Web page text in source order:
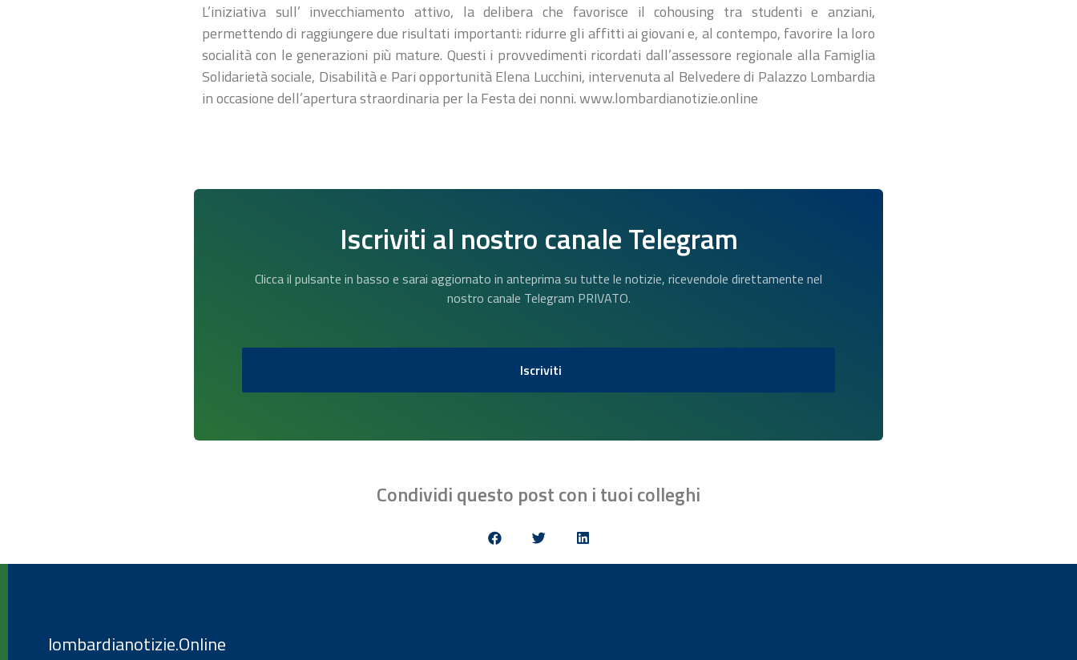
L’iniziativa sull’ invecchiamento attivo, la delibera che favorisce il cohousing tra studenti e anziani,
permettendo di raggiungere due risultati importanti: ridurre gli affitti ai giovani e, al contempo, favorire la loro
socialità con le generazioni più mature. Questi i provvedimenti ricordati dall’assessore regionale alla Famiglia
Solidarietà sociale, Disabilità e Pari opportunità Elena Lucchini, intervenuta al Belvedere di Palazzo Lombardia
in occasione dell’apertura straordinaria per la Festa dei nonni. www.lombardianotizie.online
Iscriviti al nostro canale Telegram
Clicca il pulsante in basso e sarai aggiornato in anteprima su tutte le notizie, ricevendole direttamente nel
nostro canale Telegram PRIVATO.
Iscriviti
Condividi questo post con i tuoi colleghi
lombardianotizie.Online